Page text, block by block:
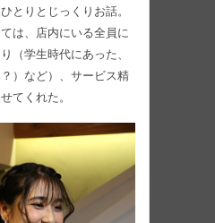
とりとじっくりお話。
は、店内にいる全員に
（学生時代にあった、
）など）、サービス精
てくれた。